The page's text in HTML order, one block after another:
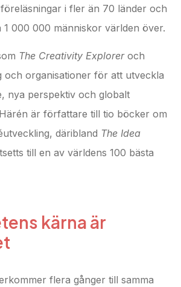
i fler än 70 länder och
1 000 000 människor världen över.
The Creativity Exploreroch
och organisationer för att utveckla
nya perspektiv och globalt
är författare till tio böcker om
däribland The Idea
till en av världens 100 bästa
kärna är
flera gånger till samma